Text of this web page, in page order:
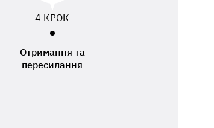
4 КРОК
Отримання та
пересилання